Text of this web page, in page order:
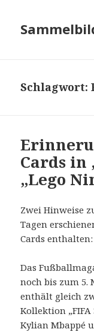
Schlagwort:
Cards in
„Lego
Zwei Hinweise
Tagen
Cards enthalten:
Das
noch bis zum 5.
enthält gleich
Kollektion
Kylian Mbappé